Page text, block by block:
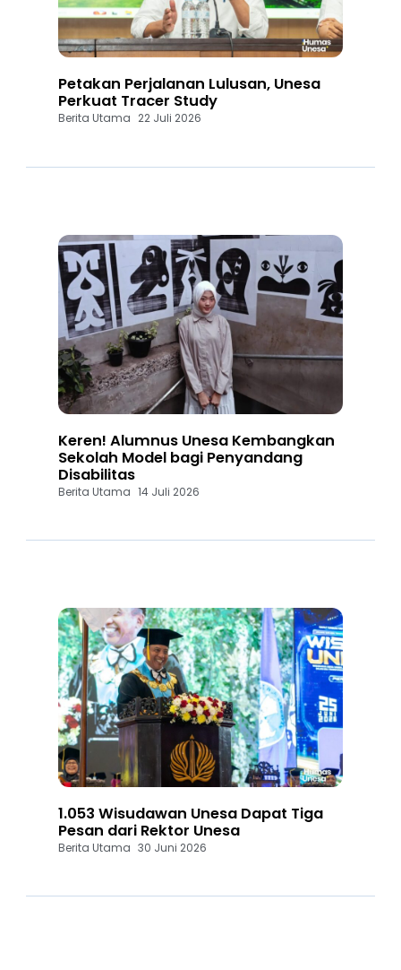
Petakan Perjalanan Lulusan, Unesa
Perkuat Tracer Study
Berita Utama 22 Juli 2026
Keren! Alumnus Unesa Kembangkan
Sekolah Model bagi Penyandang
Disabilitas
Berita Utama 14 Juli 2026
1.053 Wisudawan Unesa Dapat Tiga
Pesan dari Rektor Unesa
Berita Utama 30 Juni 2026